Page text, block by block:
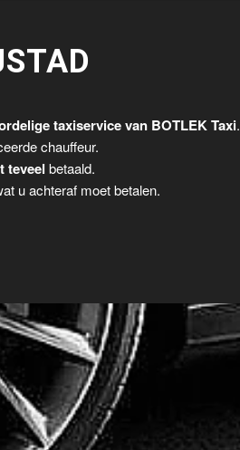
taxiservice van BOTLEK Taxi.
chauffeur.
teveel betaald.
u achteraf moet betalen.